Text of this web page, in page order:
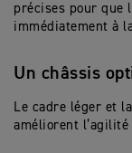
précises pour que
immédiatement à
Un châssis
Le cadre léger et
améliorent